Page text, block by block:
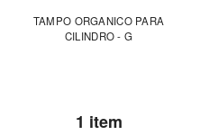
TAMPO ORGANICO PARA
CILINDRO - G
1 item